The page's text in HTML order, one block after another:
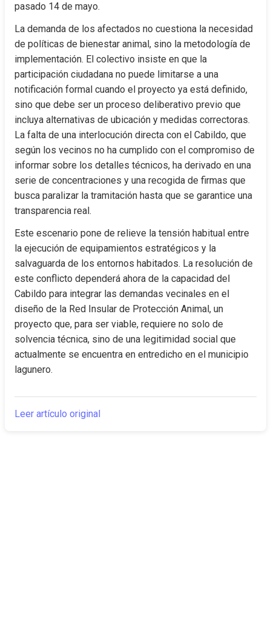
pasado 14 de mayo.
La demanda de los afectados no cuestiona la necesidad
de políticas de bienestar animal, sino la metodología de
implementación. El colectivo insiste en que la
participación ciudadana no puede limitarse a una
notificación formal cuando el proyecto ya está definido,
sino que debe ser un proceso deliberativo previo que
incluya alternativas de ubicación y medidas correctoras.
La falta de una interlocución directa con el Cabildo, que
según los vecinos no ha cumplido con el compromiso de
informar sobre los detalles técnicos, ha derivado en una
serie de concentraciones y una recogida de firmas que
busca paralizar la tramitación hasta que se garantice una
transparencia real.
Este escenario pone de relieve la tensión habitual entre
la ejecución de equipamientos estratégicos y la
salvaguarda de los entornos habitados. La resolución de
este conflicto dependerá ahora de la capacidad del
Cabildo para integrar las demandas vecinales en el
diseño de la Red Insular de Protección Animal, un
proyecto que, para ser viable, requiere no solo de
solvencia técnica, sino de una legitimidad social que
actualmente se encuentra en entredicho en el municipio
lagunero.
Leer artículo original